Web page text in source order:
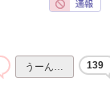
うーん… 139